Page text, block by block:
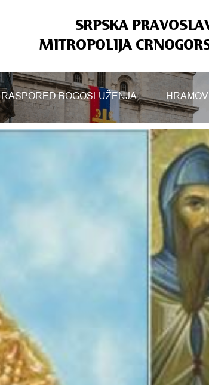
SRPSKA
MITROPOLIJA
RASPORED BOGOSLUŽENJA HRAMOVI